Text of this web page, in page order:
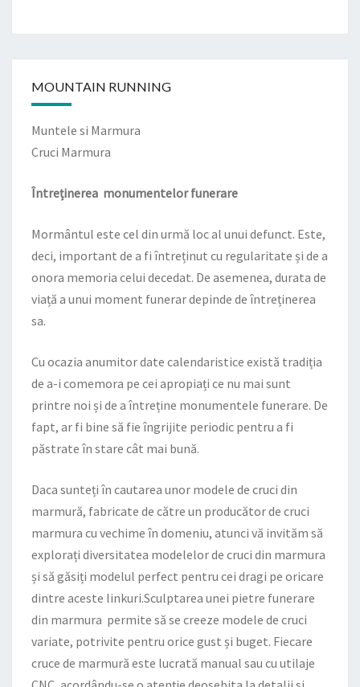
MOUNTAIN RUNNING
Muntele si Marmura
Cruci Marmura
Întreținerea monumentelor funerare
Mormântul este cel din urmă loc al unui defunct. Este,
deci, important de a fi întreținut cu regularitate și de a
onora memoria celui decedat. De asemenea, durata de
viață a unui moment funerardepinde de întreținerea
sa.
Cu ocazia anumitor date calendaristice există tradiția
de a-i comemora pe cei apropiați ce nu mai sunt
printre noi și de a întreține monumentele funerare. De
fapt, ar fi bine să fie îngrijite periodic pentru a fi
păstrate în stare cât mai bună.
Daca sunteți în cautarea unor modele de cruci din
marmură, fabricate de către un producător de cruci
marmura cu vechime în domeniu, atunci vă invităm să
explorați diversitatea modelelor de cruci din marmura
și să găsiți modelul perfect pentru cei dragi pe oricare
dintre aceste linkuri.Sculptarea unei pietre funerare
din marmura permite să se creeze modele de cruci
variate, potrivite pentru orice gust și buget. Fiecare
cruce de marmură este lucrată manual sau cu utilaje